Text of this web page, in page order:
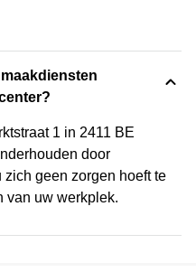
1 in 2411 BE
door
geen zorgen hoeft te
van uw werkplek.